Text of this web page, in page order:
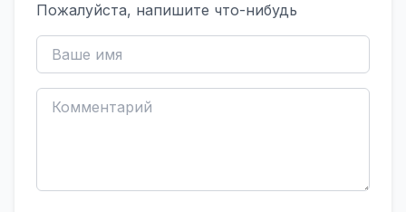
Пожалуйста, напишите что-нибудь